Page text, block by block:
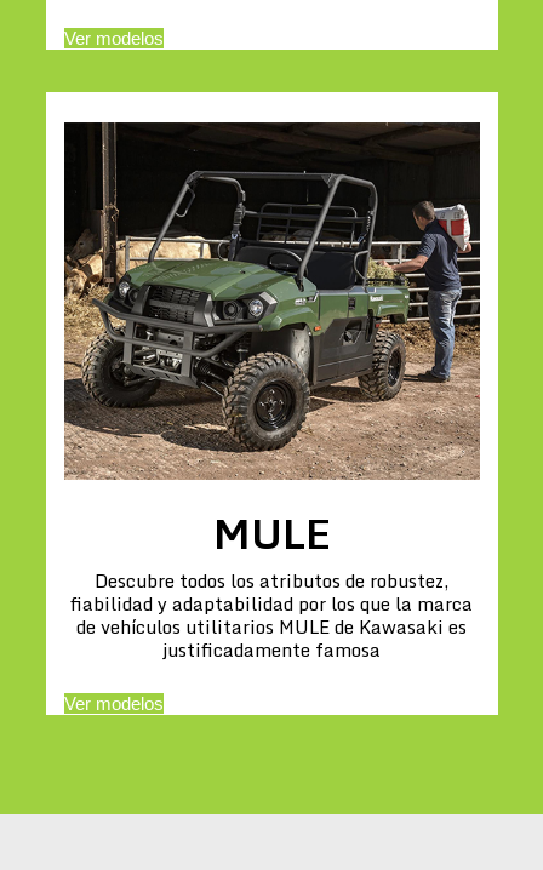
Ver modelos
MULE
Descubre todos los atributos de robustez,
fiabilidad y adaptabilidad por los que la marca
de vehículos utilitarios MULE de Kawasaki es
justificadamente famosa
Ver modelos